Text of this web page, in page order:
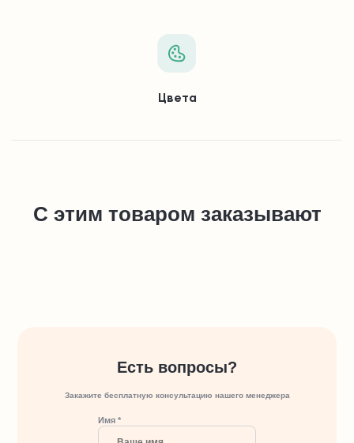
Цвета
С этим товаром заказывают
Есть вопросы?
Закажите бесплатную консультацию нашего менеджера
Имя *